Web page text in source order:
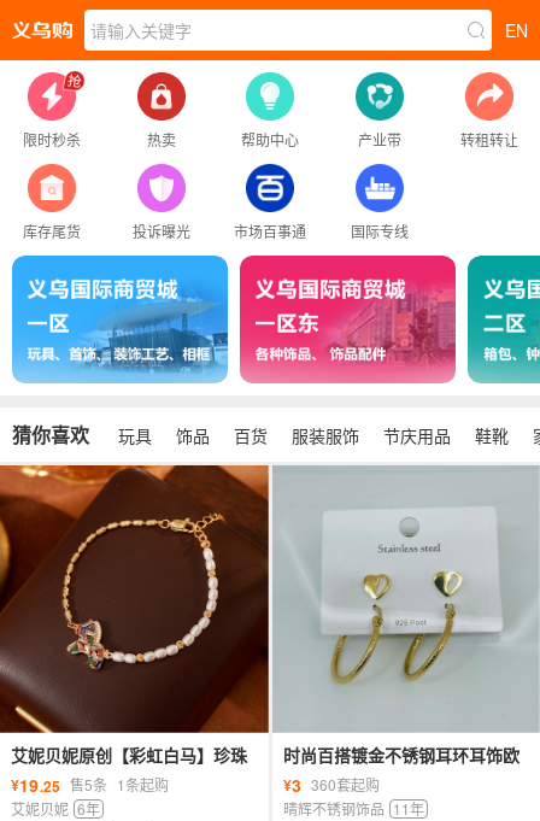
请输入关键字 EN
限时秒杀
库存尾货
热卖
投诉曝光
帮助中心
市场百事通
产业带
国际专线
转租转让
猜你喜欢 玩具 饰品 百货 服装服饰 节庆用品 鞋靴
艾妮贝妮原创【彩虹白马】珍珠
彩色水晶手链女轻奢高级感手饰
百搭
¥19.25 售5条 1条起购
艾妮贝妮 6年
时尚百搭镀金不锈钢耳环耳饰欧
美韩版简约饰品首饰
¥3 360套起购
晴辉不锈钢饰品 11年